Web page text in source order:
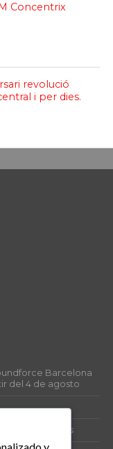
Concentrix
revolució
i per dies.
Barcelona
del 4 de agosto
Ahogamientos
y